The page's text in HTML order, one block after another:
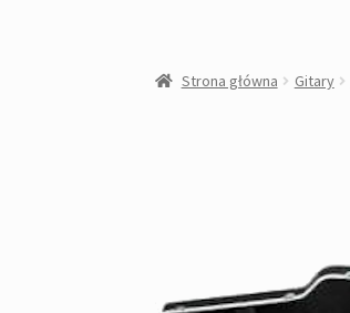
Strona główna Gitary